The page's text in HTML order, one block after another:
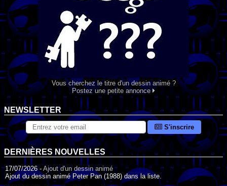
Vous cherchez le titre d'un dessin animé ?
Postez une petite annonce
NEWSLETTER
S'inscrire
DERNIÈRES NOUVELLES
17/07/2026 - Ajout d'un dessin animé
Ajout du dessin animé Peter Pan (1988) dans la liste.